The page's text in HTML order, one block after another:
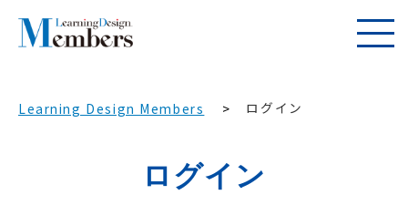
Learning Design Members ログイン
ログイン